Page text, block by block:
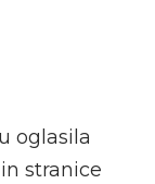
oglasila
stranice